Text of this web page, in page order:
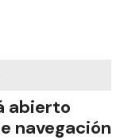
abierto
navegación